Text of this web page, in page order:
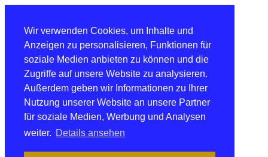
Wir verwenden Cookies, um Inhalte und
Anzeigen zu personalisieren, Funktionen für
soziale Medien anbieten zu können und die
Zugriffe auf unsere Website zu analysieren.
Außerdem geben wir Informationen zu Ihrer
Nutzung unserer Website an unsere Partner
für soziale Medien, Werbung und Analysen
weiter. Details ansehen